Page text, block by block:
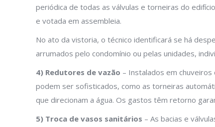
periódica de todas as válvulas e torneiras do
e votada em assembleia.
No ato da vistoria, o técnico identificará se há
arrumados pelo condomínio ou pelas unidades,
4) Redutores de vazão – Instalados em
podem ser sofisticados, como as torneiras
que direcionam a água. Os gastos têm retorno
5) Troca de vasos sanitários – As bacias e